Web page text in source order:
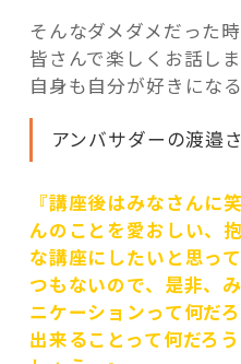
そんなダメダメだった
皆さんで楽しくお話し
自身も自分が好きにな
アンバサダーの渡
『講座後はみなさんに
んのことを愛おしい、
な講座にしたいと思っ
つもないので、是非、
ニケーションって何だ
出来ることって何だろ